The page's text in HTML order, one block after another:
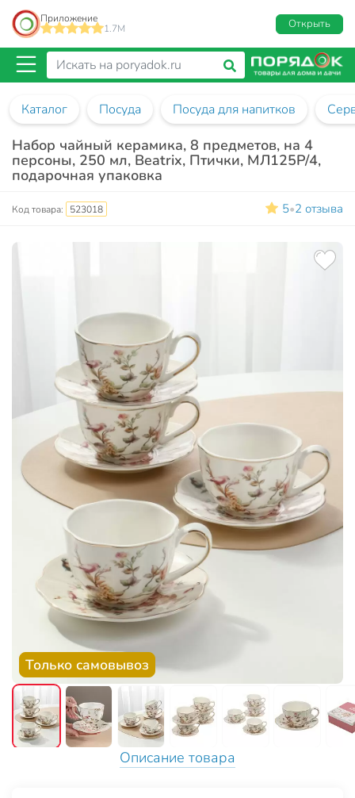
Приложение
1.7M
Открыть
Каталог Посуда Посуда для напитков
Набор чайный керамика, 8 предметов, на 4
персоны, 250 мл, Beatrix, Птички, МЛ125P/4,
подарочная упаковка
Код товара: 523018 5•2 отзыва
Только самовывоз
Описание товара